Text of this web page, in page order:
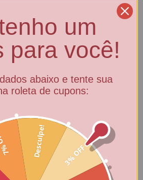
e sabores irresistíveis, esses
podem ser personalizados de
festa, tornando-se uma opção
e decorar o ambiente festivo.
um
para você!
abaixo e tente sua
roleta de cupons:
3% OFF
Desculpe!